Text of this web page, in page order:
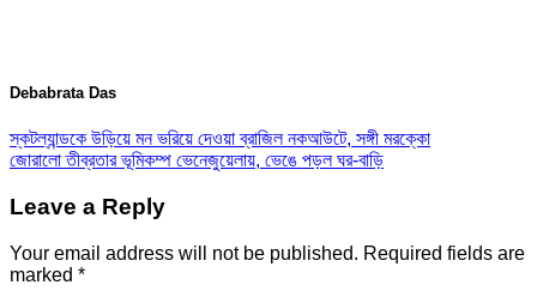
Debabrata Das
স্কটল্যান্ডকে উড়িয়ে মন ভরিয়ে দেওয়া ব্রাজিল নকআউটে, সঙ্গী মরক্কো
জোরালো তীব্রতার ভূমিকম্প ভেনেজুয়েলায়, ভেঙে পড়ল ঘর-বাড়ি
Leave a Reply
Your email address will not be published. Required fields are
marked *